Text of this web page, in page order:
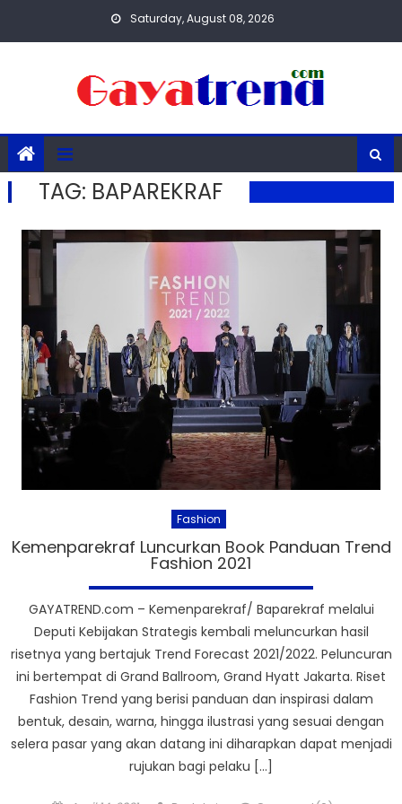
Saturday, August 08, 2026
TAG: BAPAREKRAF
Fashion
Kemenparekraf Luncurkan Book Panduan Trend
Fashion 2021
GAYATREND.com – Kemenparekraf/ Baparekraf melalui
Deputi Kebijakan Strategis kembali meluncurkan hasil
risetnya yang bertajuk Trend Forecast 2021/2022. Peluncuran
ini bertempat di Grand Ballroom, Grand Hyatt Jakarta. Riset
Fashion Trend yang berisi panduan dan inspirasi dalam
bentuk, desain, warna, hingga ilustrasi yang sesuai dengan
selera pasar yang akan datang ini diharapkan dapat menjadi
rujukan bagi pelaku […]